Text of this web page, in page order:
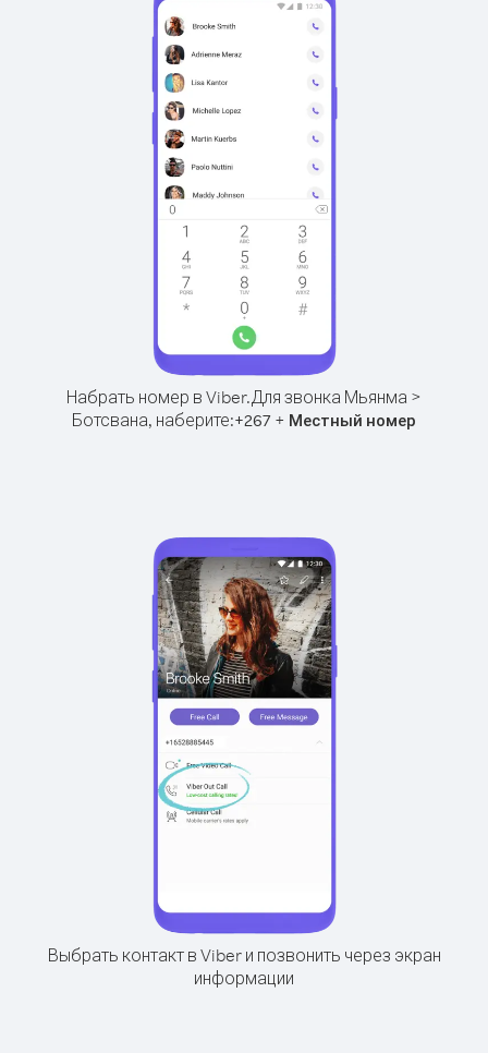
Набрать номер в Viber.Для звонка Мьянма >
Ботсвана, наберите:+267 + Местный номер
Выбрать контакт в Viber и позвонить через экран
информации